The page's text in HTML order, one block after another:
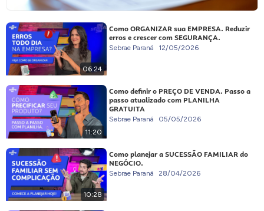
06:24
Como ORGANIZAR sua EMPRESA. Reduzir
erros e crescer com SEGURANÇA.
Sebrae Paraná 12/05/2026
11:20
Como definir o PREÇO DE VENDA. Passo a
passo atualizado com PLANILHA
GRATUITA
Sebrae Paraná 05/05/2026
10:28
Como planejar a SUCESSÃO FAMILIAR do
NEGÓCIO.
Sebrae Paraná 28/04/2026